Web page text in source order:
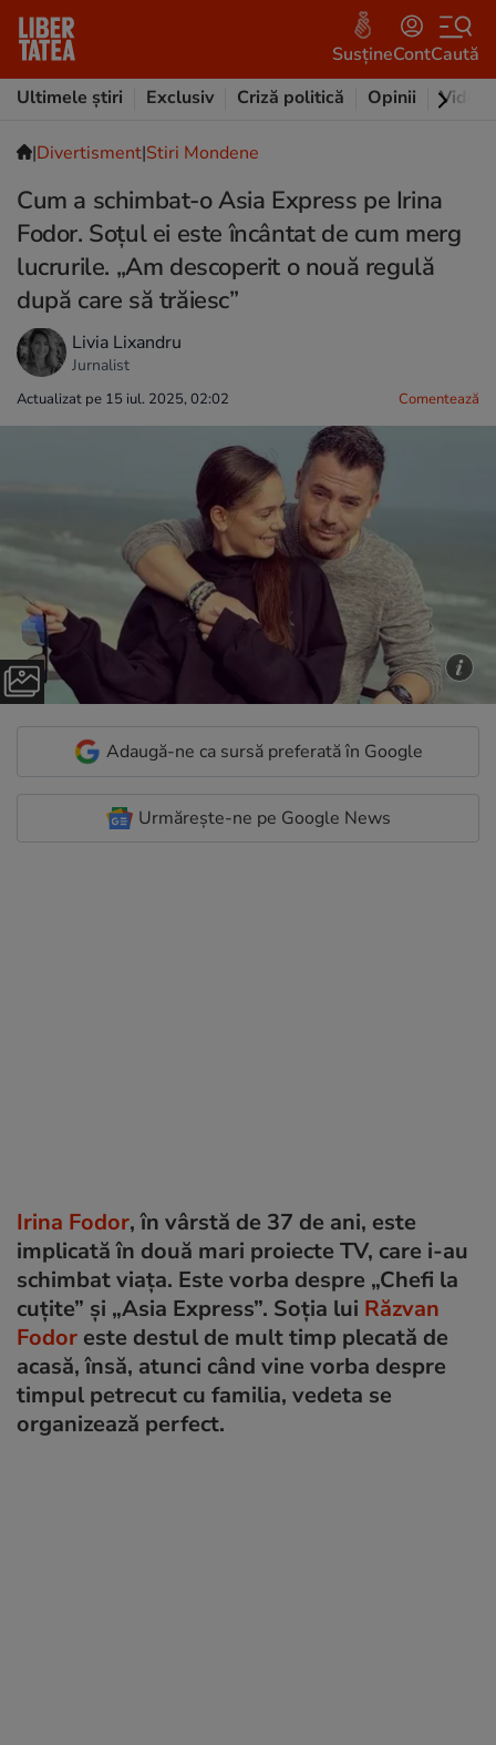
SusțineContCaută
Ultimele știri
Exclusiv Criză politică Opinii Video
|Divertisment|Stiri Mondene
Cum a schimbat-o Asia Express pe Irina
Fodor. Soțul ei este încântat de cum merg
lucrurile. „Am descoperit o nouă regulă
după care să trăiesc”
Livia Lixandru
Jurnalist
Actualizat pe 15 iul. 2025, 02:02 Comentează
Adaugă-ne ca sursă preferată în Google
Urmărește-ne pe Google News
Irina Fodor, în vârstă de 37 de ani, este
implicată în două mari proiecte TV, care i-au
schimbat viața. Este vorba despre „Chefi la
cuțite” și „Asia Express”. Soția lui Răzvan
Fodor este destul de mult timp plecată de
acasă, însă, atunci când vine vorba despre
timpul petrecut cu familia, vedeta se
organizează perfect.